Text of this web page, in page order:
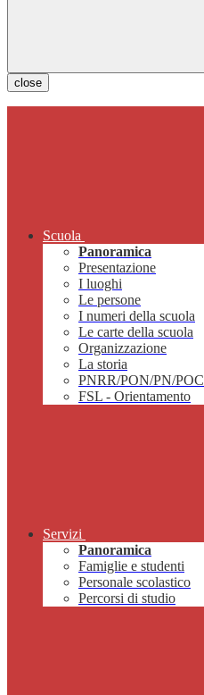
close
Scuola
Panoramica
Presentazione
I luoghi
Le persone
I numeri della scuola
Le carte della scuola
Organizzazione
La storia
PNRR/PON/PN/POC
FSL - Orientamento
Servizi
Panoramica
Famiglie e studenti
Personale scolastico
Percorsi di studio